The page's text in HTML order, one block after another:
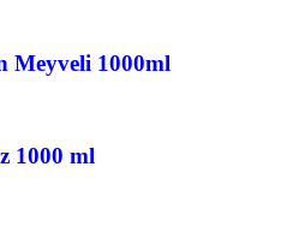
Meyveli 1000ml
1000 ml